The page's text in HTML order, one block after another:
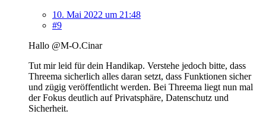
10. Mai 2022 um 21:48
#9
Hallo @M-O.Cinar
Tut mir leid für dein Handikap. Verstehe jedoch bitte, dass
Threema sicherlich alles daran setzt, dass Funktionen sicher
und zügig veröffentlicht werden. Bei Threema liegt nun mal
der Fokus deutlich auf Privatsphäre, Datenschutz und
Sicherheit.